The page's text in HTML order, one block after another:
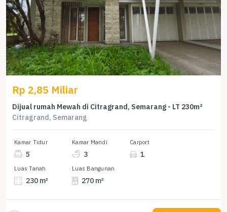
Rp 2,85 Miliar
Dijual rumah Mewah di Citragrand, Semarang - LT 230m²
Citragrand, Semarang
Kamar Tidur
5
Kamar Mandi
3
Carport
1
Luas Tanah
230 m²
Luas Bangunan
270 m²